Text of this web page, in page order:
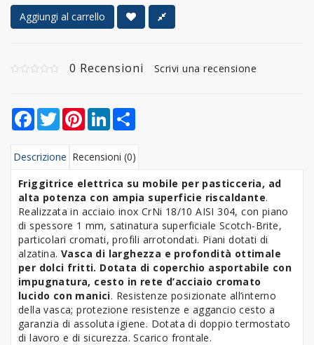
Aggiungi al carrello
0 Recensioni Scrivi una recensione
Facebook
TwitterPinterestLinkedIn
Descrizione Recensioni (0)
Friggitrice elettrica su mobile per pasticceria, ad
alta potenza con ampia superficie riscaldante.
Realizzata in acciaio inox CrNi 18/10 AISI 304, con piano
di spessore 1 mm, satinatura superficiale Scotch-Brite,
particolari cromati, profili arrotondati. Piani dotati di
alzatina.Vasca di larghezza e profondità ottimale
per dolci fritti. Dotata di coperchio asportabile con
impugnatura, cesto in rete d’acciaio cromato
lucido con manici. Resistenze posizionate all’interno
della vasca; protezione resistenze e aggancio cesto a
garanzia di assoluta igiene. Dotata di doppio termostato
di lavoro e di sicurezza. Scarico frontale.